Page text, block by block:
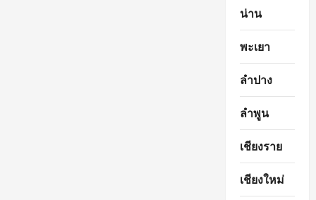
น่าน
พะเยา
ลำปาง
ลำพูน
เชียงราย
เชียงใหม่